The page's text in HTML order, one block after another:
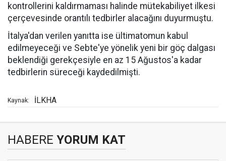
kontrollerini kaldırmaması halinde mütekabiliyet ilkesi
çerçevesinde orantılı tedbirler alacağını duyurmuştu.
İtalya'dan verilen yanıtta ise ültimatomun kabul
edilmeyeceği ve Sebte'ye yönelik yeni bir göç dalgası
beklendiği gerekçesiyle en az 15 Ağustos'a kadar
tedbirlerin süreceği kaydedilmişti.
Kaynak: İLKHA
HABERE YORUM KAT